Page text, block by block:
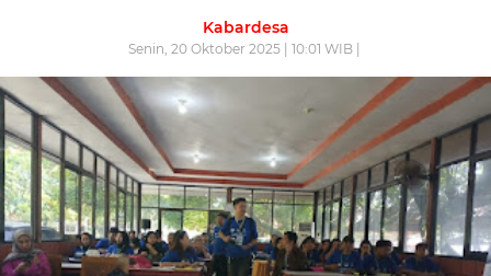
Kabardesa
Senin, 20 Oktober 2025 | 10:01 WIB |